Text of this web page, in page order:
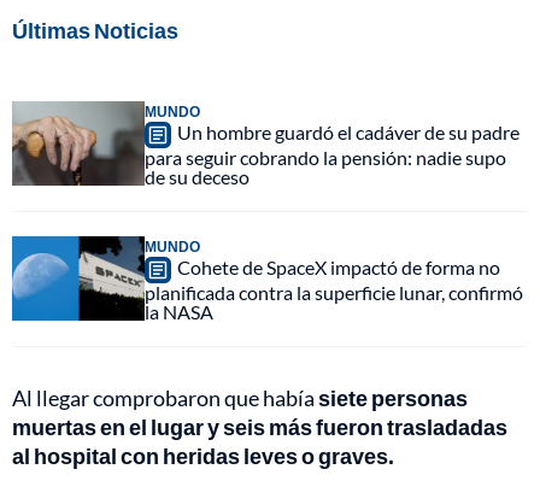
Últimas Noticias
MUNDO
Un hombre guardó el cadáver de su padre
para seguir cobrando la pensión: nadie supo
de su deceso
MUNDO
Cohete de SpaceX impactó de forma no
planificada contra la superficie lunar, confirmó
la NASA
Al llegar comprobaron que habíasiete personas
muertas en el lugar y seis más fueron trasladadas
al hospital con heridas leves o graves.